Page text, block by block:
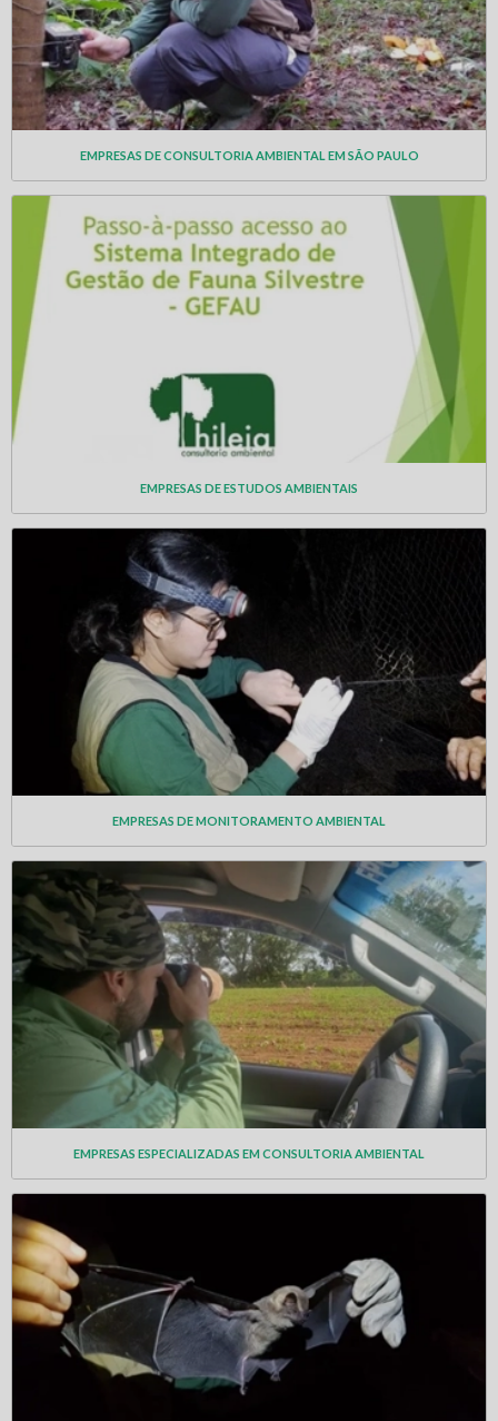
EMPRESAS DE CONSULTORIA AMBIENTAL EM SÃO PAULO
EMPRESAS DE ESTUDOS AMBIENTAIS
EMPRESAS DE MONITORAMENTO AMBIENTAL
EMPRESAS ESPECIALIZADAS EM CONSULTORIA AMBIENTAL